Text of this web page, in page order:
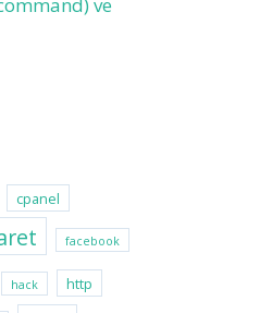
cpanel
facebook
hack http